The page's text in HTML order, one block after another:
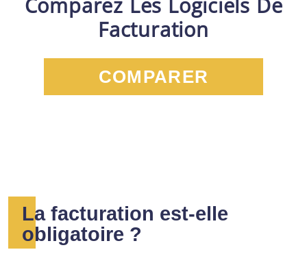
Facturation
COMPARER
La facturation est-elle
obligatoire ?